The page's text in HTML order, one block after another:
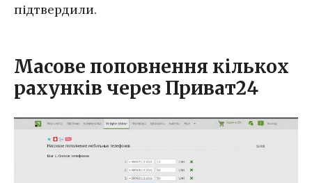
підтвердили.
Масове поповнення кількох
рахунків через Приват24